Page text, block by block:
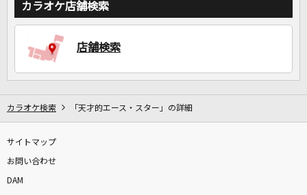
カラオケ店舗検索
店舗検索
カラオケ検索 「天才的エース・スター」の詳細
サイトマップ
お問い合わせ
DAM